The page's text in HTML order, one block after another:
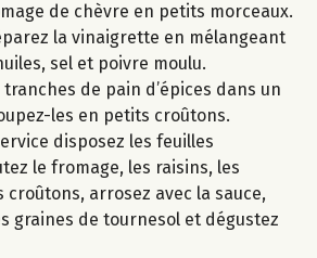
de chèvre en petits morceaux.
la vinaigrette en mélangeant
sel et poivre moulu.
de pain d’épices dans un
les en petits croûtons.
disposez les feuilles
le fromage, les raisins, les
croûtons, arrosez avec la sauce,
graines de tournesol et dégustez